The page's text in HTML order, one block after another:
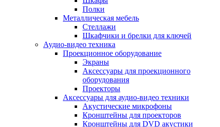
Полки
Металлическая мебель
Стеллажи
Шкафчики и брелки для ключей
Аудио-видео техника
Проекционное оборудование
Экраны
Аксессуары для проекционного
оборудования
Проекторы
Аксессуары для аудио-видео техники
Акустические микрофоны
Кронштейны для проекторов
Кронштейны для DVD акустики